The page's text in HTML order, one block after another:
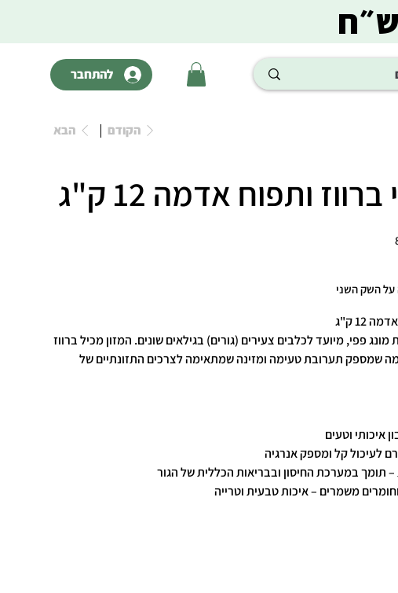
להתחבר
הקודם הבא
ותפוח אדמה 12 ק"ג
12 ק"ג
פפי, מיועד לכלבים צעירים (גורים) בגילאים שונים. המזון מכיל ברווז
שמספק תערובת טעימה ומזינה שמתאימה לצרכים התזונתיים של
איכותי וטעים
לעיכול קל ומספק אנרגיה
תומך במערכת החיסון ובבריאות הכללית של הגור
משמרים – איכות טבעית וטרייה